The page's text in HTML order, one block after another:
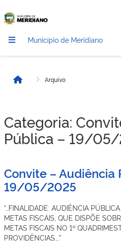
Município de Meridiano
Início Arquivo
Categoria:
Pública – 19/
Convite – Audiência
19/05/2025
“…FINALIDADE: AUDIÊNCIA
METAS FISCAIS, QUE DISPÕE
METAS FISCAIS NO 1º
PROVIDÊNCIAS….”